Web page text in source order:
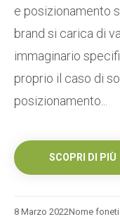
e posizionamento
brand si carica di
immaginario
proprio il caso di
posizionamento...
SCOPRI DI PIÙ
8 Marzo 2022Nome